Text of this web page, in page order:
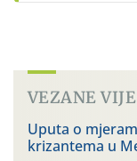
VEZANE
Uputa o
krizantema u